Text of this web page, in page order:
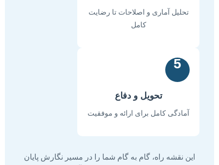
تحلیل آماری و اصلاحات تا رضایت
کامل
5
تحویل و دفاع
آمادگی کامل برای ارائه و موفقیت
این نقشه راه، گام به گام شما را در مسیر نگارش پایان